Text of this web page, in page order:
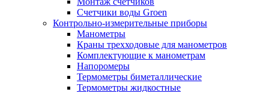
Счетчики воды Groen
Контрольно-измерительные приборы
Манометры
Краны трехходовые для манометров
Комплектующие к манометрам
Напоромеры
Термометры биметаллические
Термометры жидкостные